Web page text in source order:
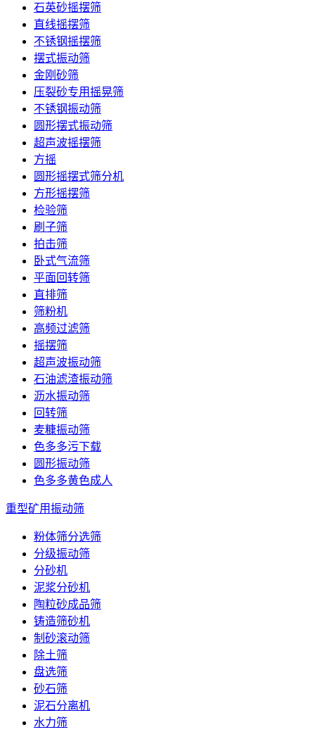
石英砂摇摆筛
直线摇摆筛
不锈钢摇摆筛
摆式振动筛
金刚砂筛
压裂砂专用摇晃筛
不锈钢振动筛
圆形摆式振动筛
超声波摇摆筛
方摇
圆形摇摆式筛分机
方形摇摆筛
检验筛
刷子筛
拍击筛
卧式气流筛
平面回转筛
直排筛
筛粉机
高频过滤筛
摇摆筛
超声波振动筛
石油滤渣振动筛
沥水振动筛
回转筛
麦糠振动筛
色多多污下载
圆形振动筛
色多多黄色成人
重型矿用振动筛
粉体筛分选筛
分级振动筛
分砂机
泥浆分砂机
陶粒砂成品筛
铸造筛砂机
制砂滚动筛
除土筛
盘选筛
砂石筛
泥石分离机
水力筛